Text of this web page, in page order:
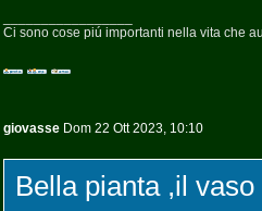
Ci sono cose piú importanti nella vita che
giovasse Dom 22 Ott 2023, 10:10
Bella pianta ,il